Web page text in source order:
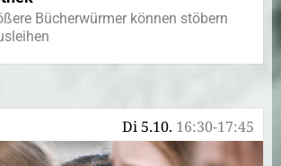
Bücherwürmer können stöbern
Di 5.10. 16:30-17:45